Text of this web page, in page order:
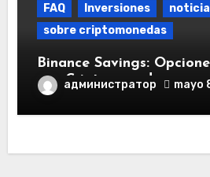
FAQ
Inversiones
sobre criptomonedas
Binance Savings:
con Criptomonedas
администратор mayo